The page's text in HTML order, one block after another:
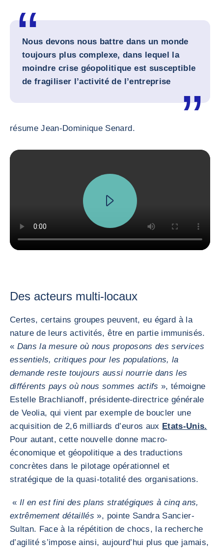
Nous devons nous battre dans un monde
toujours plus complexe, dans lequel la
moindre crise géopolitique est susceptible
de fragiliser l’activité de l’entreprise
résume Jean-Dominique Senard.
Des acteurs multi-locaux
Certes, certains groupes peuvent, eu égard à la
nature de leurs activités, être en partie immunisés.
« Dans la mesure où nous proposons des services
essentiels, critiques pour les populations, la
demande reste toujours aussi nourrie dans les
différents pays où nous sommes actifs », témoigne
Estelle Brachlianoff, présidente-directrice générale
de Veolia, qui vient par exemple de boucler une
acquisition de 2,6 milliards d’euros aux Etats-Unis.
Pour autant, cette nouvelle donne macro-
économique et géopolitique a des traductions
concrètes dans le pilotage opérationnel et
stratégique de la quasi-totalité des organisations.
«Il en est fini des plans stratégiques à cinq ans,
extrêmement détaillés », pointe Sandra Sancier-
Sultan. Face à la répétition de chocs, la recherche
d’agilité s’impose ainsi, aujourd’hui plus que jamais,